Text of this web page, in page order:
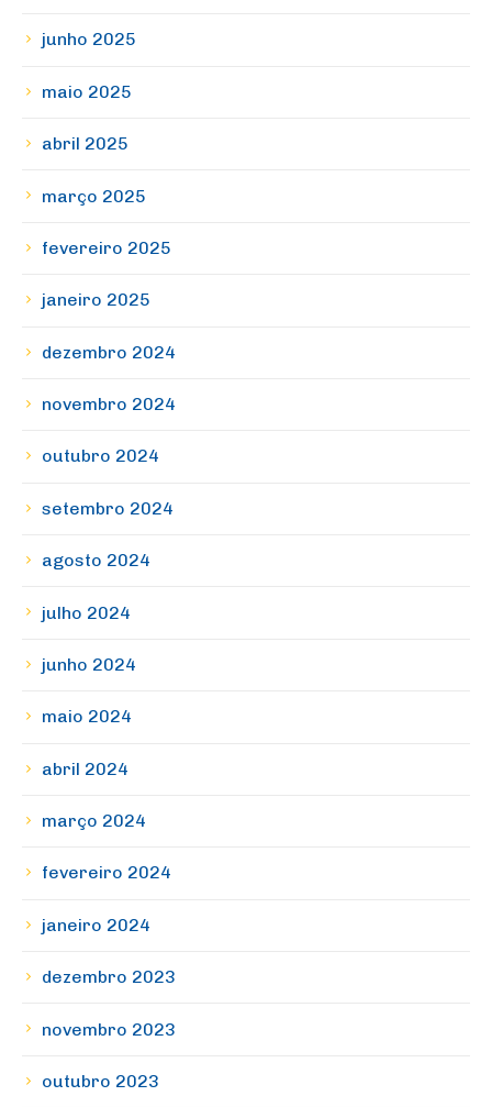
junho 2025
maio 2025
abril 2025
março 2025
fevereiro 2025
janeiro 2025
dezembro 2024
novembro 2024
outubro 2024
setembro 2024
agosto 2024
julho 2024
junho 2024
maio 2024
abril 2024
março 2024
fevereiro 2024
janeiro 2024
dezembro 2023
novembro 2023
outubro 2023